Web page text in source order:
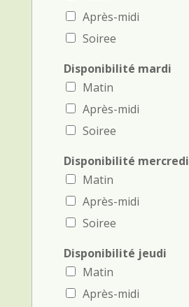
Après-midi
Soiree
Disponibilité mardi
Matin
Après-midi
Soiree
Disponibilité mercredi
Matin
Après-midi
Soiree
Disponibilité jeudi
Matin
Après-midi